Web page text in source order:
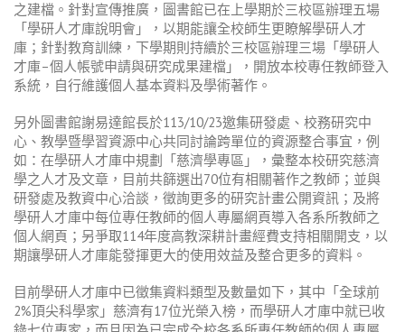
之建檔。針對宣傳推廣，圖書館已在上學期於三校區辦理五場
「學研人才庫說明會」，以期能讓全校師生更瞭解學研人才
庫；針對教育訓練，下學期則持續於三校區辦理三場「學研人
才庫–個人帳號申請與研究成果建檔」，開放本校專任教師登入
系統，自行維護個人基本資料及學術著作。
另外圖書館謝易達館長於113/10/23邀集研發處、校務研究中
心、教學暨學習資源中心共同討論跨單位的資源整合事宜，例
如：在學研人才庫中規劃「慈濟學專區」，彙整本校研究慈濟
學之人才及文章，目前共篩選出70位有相關著作之教師；並與
研發處及教資中心洽談，徵詢更多的研究計畫公開資訊；及將
學研人才庫中每位專任教師的個人專屬網頁導入各系所教師之
個人網頁；另爭取114年度高教深耕計畫經費支持相關開支，以
期讓學研人才庫能發揮更大的使用效益及整合更多的資料。
目前學研人才庫中已徵集資料類型及數量如下，其中「全球前
2%頂尖科學家」慈濟有17位光榮入榜，而學研人才庫中就已收